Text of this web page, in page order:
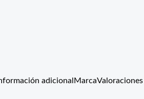
adicional MarcaValoraciones